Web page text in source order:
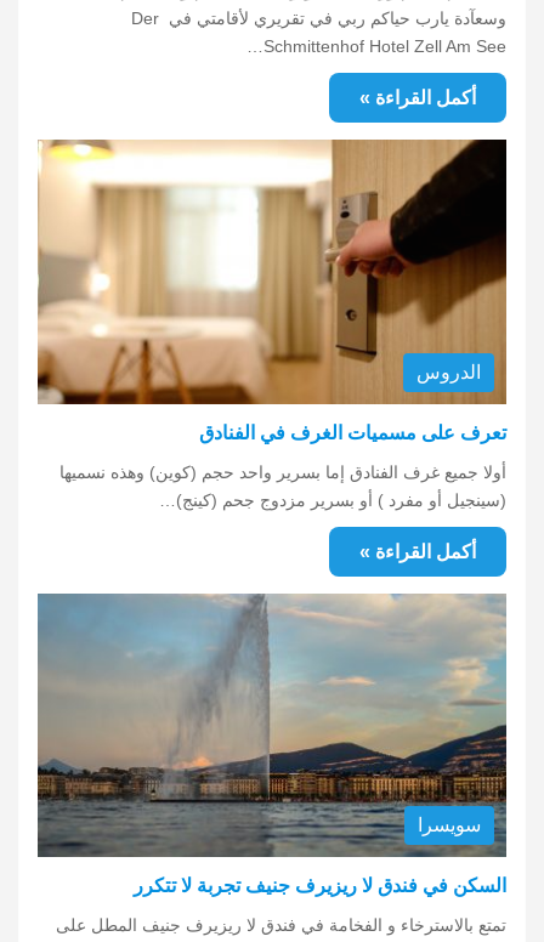
وسعآدة يارب حياكم ربي في تقريري لأقامتي في Der
Schmittenhof Hotel Zell Am See…
أكمل القراءة »
الدروس
تعرف على مسميات الغرف في الفنادق
أولا جميع غرف الفنادق إما بسرير واحد حجم (كوين) وهذه نسميها
(سينجيل أو مفرد ) أو بسرير مزدوج جحم (كينج)…
أكمل القراءة »
سويسرا
السكن في فندق لا ريزيرف جنيف تجربة لا تتكرر
تمتع بالاسترخاء و الفخامة في فندق لا ريزيرف جنيف المطل على